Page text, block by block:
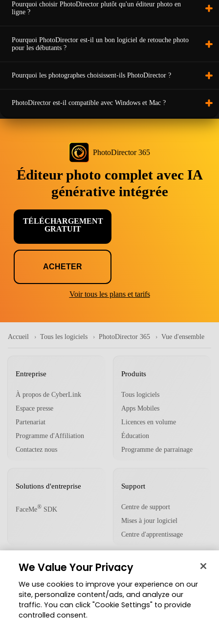
Pourquoi choisir PhotoDirector plutôt qu'un éditeur photo en
ligne ?
Pourquoi PhotoDirector est-il un bon logiciel de retouche photo
pour les débutants ?
Pourquoi les photographes choisissent-ils PhotoDirector ?
PhotoDirector est-il compatible avec Windows et Mac ?
PhotoDirector 365
Éditeur photo complet avec IA
générative intégrée
TÉLÉCHARGEMENT
GRATUIT
ACHETER
Voir tous les plans et tarifs
Accueil Tous les logiciels PhotoDirector 365 Vue d'ensemble
Entreprise
À propos de CyberLink
Espace presse
Partenariat
Programme d'Affiliation
Contactez nous
Produits
Tous logiciels
Apps Mobiles
Licences en volume
Éducation
Programme de parrainage
Solutions d'entreprise
FaceMe® SDK
Support
Centre de support
Mises à jour logiciel
Centre d'apprentissage
Communauté
Zone des Membres
Blog
We Value Your Privacy
We use cookies to improve your experience on our
site, personalize content/ads, and analyze our
traffic. You can click "Cookie Settings" to provide
controlled consent.